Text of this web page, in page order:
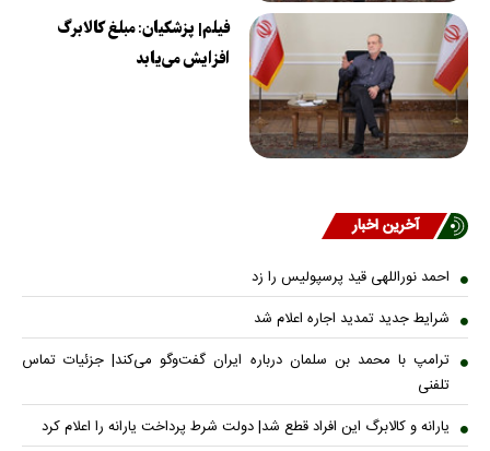
فیلم| پزشکیان: مبلغ کالابرگ
افزایش می‌یابد
آخرین اخبار
احمد نوراللهی قید پرسپولیس را زد
شرایط جدید تمدید اجاره اعلام شد
ترامپ با محمد بن سلمان درباره ایران گفت‌وگو می‌کند| جزئیات تماس
تلفنی
یارانه و کالابرگ این افراد قطع شد| دولت شرط پرداخت یارانه را اعلام کرد